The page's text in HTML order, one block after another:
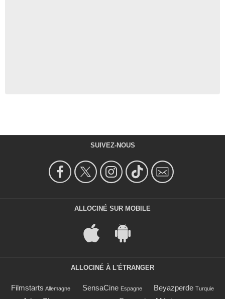
SUIVEZ-NOUS
ALLOCINÉ SUR MOBILE
ALLOCINÉ À L'ÉTRANGER
Filmstarts Allemagne SensaCine Espagne Beyazperde Turquie